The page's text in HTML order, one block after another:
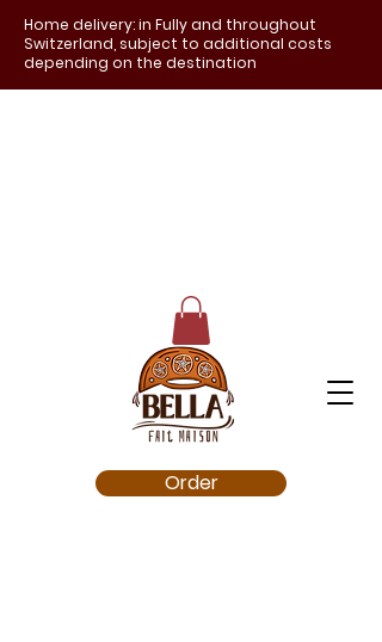
Home delivery: in Fully and throughout
Switzerland, subject to additional costs
depending on the destination
Order